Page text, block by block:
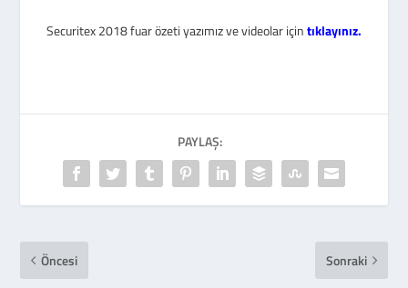
Securitex 2018 fuar özeti yazımız ve videolar içintıklayınız.
PAYLAŞ:
Öncesi Sonraki